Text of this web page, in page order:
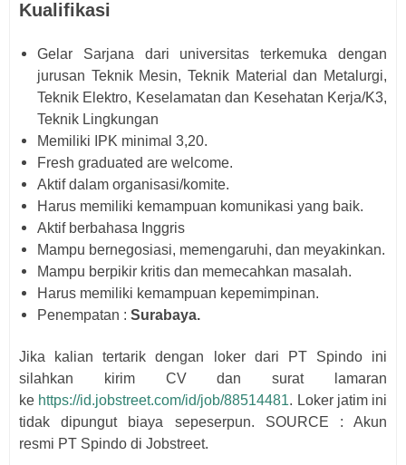
Kualifikasi
Gelar Sarjana dari universitas terkemuka dengan
jurusan Teknik Mesin, Teknik Material dan Metalurgi,
Teknik Elektro, Keselamatan dan Kesehatan Kerja/K3,
Teknik Lingkungan
Memiliki IPK minimal 3,20.
Fresh graduated are welcome.
Aktif dalam organisasi/komite.
Harus memiliki kemampuan komunikasi yang baik.
Aktif berbahasa Inggris
Mampu bernegosiasi, memengaruhi, dan meyakinkan.
Mampu berpikir kritis dan memecahkan masalah.
Harus memiliki kemampuan kepemimpinan.
Penempatan : Surabaya.
Jika kalian tertarik dengan loker dari PT Spindo ini
silahkan kirim CV dan surat lamaran
ke https://id.jobstreet.com/id/job/88514481. Loker jatim ini
tidak dipungut biaya sepeserpun. SOURCE : Akun
resmi PT Spindo di Jobstreet.